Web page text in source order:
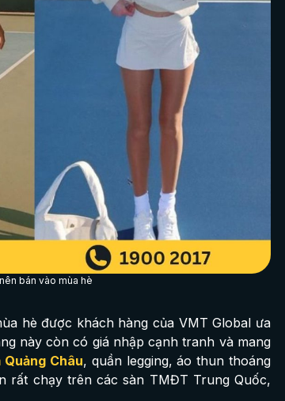
bán vào mùa hè
hè được khách hàng của VMT Global ưa
này còn có giá nhập cạnh tranh và mang
Châu, quần legging, áo thun thoáng
rất chạy trên các sàn TMĐT Trung Quốc,